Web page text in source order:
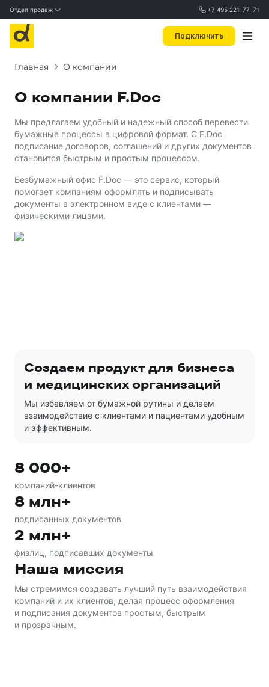
Отдел продаж +7 495 221-77-71
Подключить
Главная О компании
О компании F.Doc
Мы предлагаем удобный и надежный способ перевести
бумажные процессы в цифровой формат. С F.Doc
подписание договоров, соглашений и других документов
становится быстрым и простым процессом.
Безбумажный офис F.Doc — это сервис, который
помогает компаниям оформлять и подписывать
документы в электронном виде с клиентами —
физическими лицами.
Создаем продукт для бизнеса
и медицинских организаций
Мы избавляем от бумажной рутины и делаем
взаимодействие с клиентами и пациентами удобным
и эффективным.
8 000+
компаний-клиентов
8 млн+
подписанных документов
2 млн+
физлиц, подписавших документы
Наша миссия
Мы стремимся создавать лучший путь взаимодействия
компаний и их клиентов, делая процесс оформления
и подписания документов простым, быстрым
и прозрачным.